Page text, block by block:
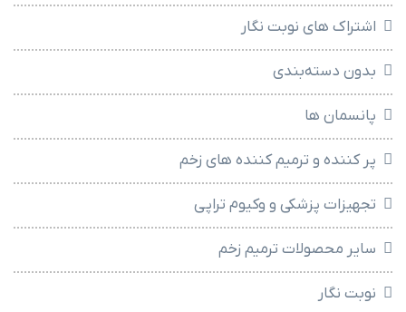
اشتراک های نوبت نگار
بدون دسته‌بندی
پانسمان ها
پر کننده و ترمیم کننده های زخم
تجهیزات پزشکی و وکیوم تراپی
سایر محصولات ترمیم زخم
نوبت نگار